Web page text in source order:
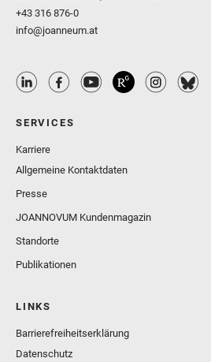
+43 316 876-0
info@joanneum.at
SERVICES
Karriere
Allgemeine Kontaktdaten
Presse
JOANNOVUM Kundenmagazin
Standorte
Publikationen
LINKS
Barrierefreiheitserklärung
Datenschutz